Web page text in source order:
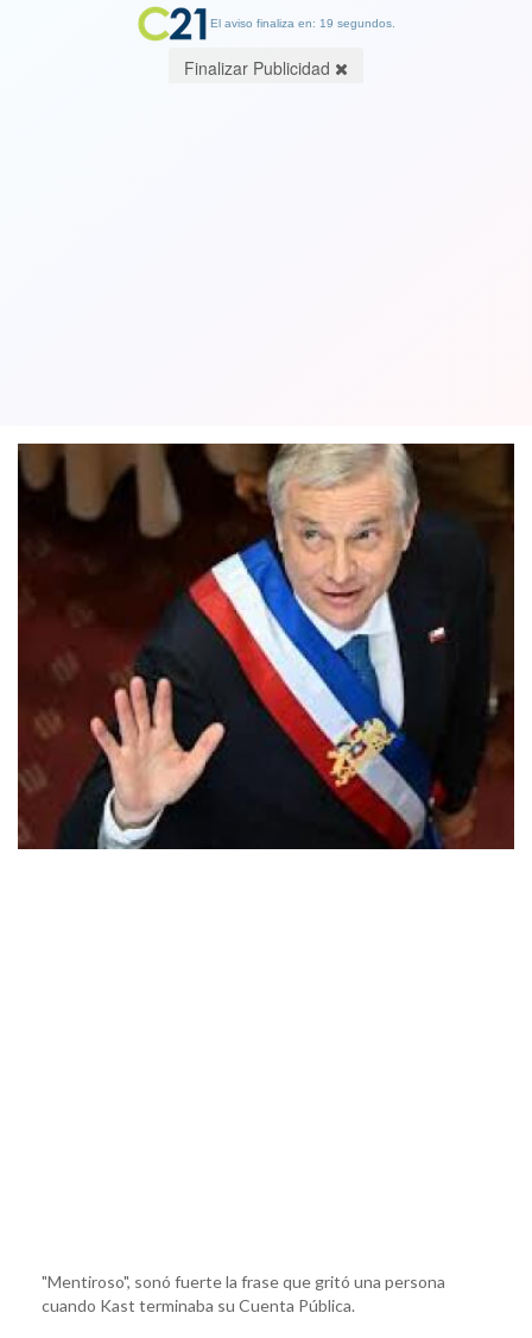
"Mentiroso", sonó fuerte la frase que gritó una persona
cuando Kast terminaba su Cuenta Pública.
El aviso finaliza en: 19 segundos.
Finalizar Publicidad